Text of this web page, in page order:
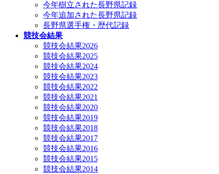
今年樹立された長野県記録
今年追加された長野県記録
長野県選手権・歴代記録
競技会結果
競技会結果2026
競技会結果2025
競技会結果2024
競技会結果2023
競技会結果2022
競技会結果2021
競技会結果2020
競技会結果2019
競技会結果2018
競技会結果2017
競技会結果2016
競技会結果2015
競技会結果2014